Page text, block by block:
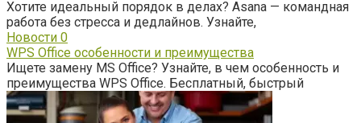
Хотите идеальный порядок в делах? Asana — командная
работа без стресса и дедлайнов. Узнайте,
Новости 0
WPS Office особенности и преимущества
Ищете замену MS Office? Узнайте, в чем особенность и
преимущества WPS Office. Бесплатный, быстрый